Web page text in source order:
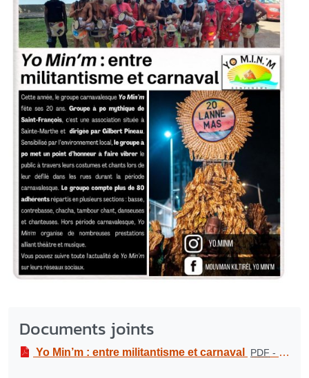
Documents joints
Yo Min’m : entre militantisme et carnaval PDF - 3.1